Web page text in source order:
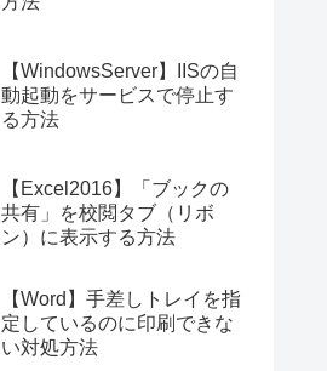
【WindowsServer】IISの自
動起動をサービスで停止す
る方法
【Excel2016】「ブックの
共有」を校閲タブ（リボ
ン）に表示する方法
【Word】手差しトレイを指
定しているのに印刷できな
い対処方法